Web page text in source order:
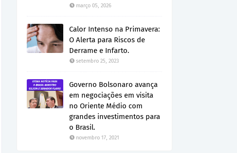
março 05, 2026
Calor Intenso na Primavera:
O Alerta para Riscos de
Derrame e Infarto.
setembro 25, 2023
Governo Bolsonaro avança
em negociações em visita
no Oriente Médio com
grandes investimentos para
o Brasil.
novembro 17, 2021